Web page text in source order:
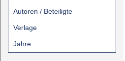
Autoren / Beteiligte
Verlage
Jahre